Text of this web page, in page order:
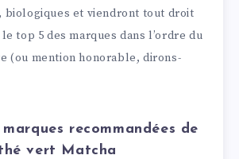
biologiques et viendront tout droit
top 5 des marques dans l’ordre du
(ou mention honorable, dirons-
recommandées de
vert Matcha